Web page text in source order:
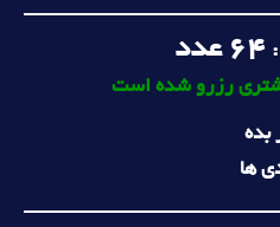
:
64 عدد
رزرو شده است
ها